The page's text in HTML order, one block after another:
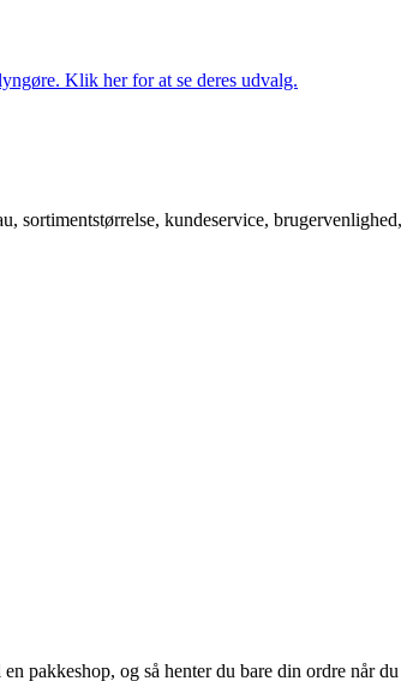
Klik her for at se deres udvalg.
sortimentstørrelse, kundeservice,
pakkeshop, og så henter du bare din ordre når